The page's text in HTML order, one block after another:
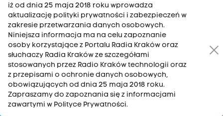
RADIO KRAKÓW SA. Aleja Juliusza Słowackiego 22, 30-007
Kraków
Antena: 12 200 33 33
iż od dnia 25 maja 2018 roku wprowadza
aktualizację polityki prywatności i zabezpieczeń w
zakresie przetwarzania danych osobowych.
Niniejsza informacja ma na celu zapoznanie
osoby korzystające z Portalu Radia Kraków oraz
słuchaczy Radia Kraków ze szczegółami
stosowanych przez Radio Kraków technologii oraz
z przepisami o ochronie danych osobowych,
obowiązujących od dnia 25 maja 2018 roku.
Zapraszamy do zapoznania się z informacjami
zawartymi w Polityce Prywatności.